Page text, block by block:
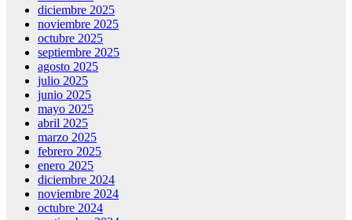
diciembre 2025
noviembre 2025
octubre 2025
septiembre 2025
agosto 2025
julio 2025
junio 2025
mayo 2025
abril 2025
marzo 2025
febrero 2025
enero 2025
diciembre 2024
noviembre 2024
octubre 2024